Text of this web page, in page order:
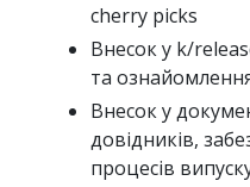
cherry picks
Внесок у k/
та
Внесок у
довідників,
процесів